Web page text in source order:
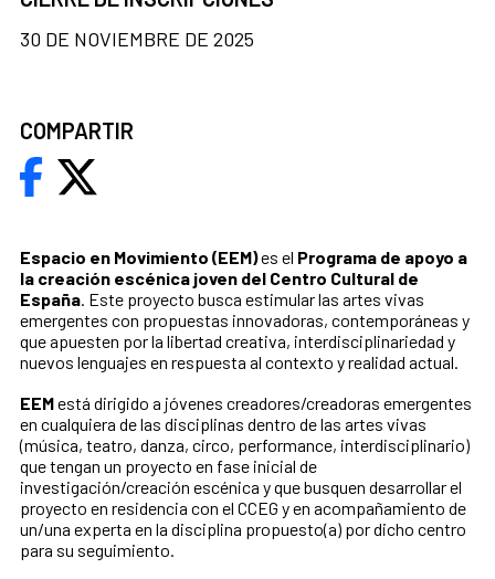
Espacio en Movimiento (EEM)es el Programa de apoyo a
la creación escénica joven del Centro Cultural de
España. Este proyecto busca estimular las artes vivas
emergentes con propuestas innovadoras, contemporáneas y
que apuesten por la libertad creativa, interdisciplinariedad y
nuevos lenguajes en respuesta al contexto y realidad actual.
EEMestá dirigido a jóvenes creadores/creadoras emergentes
en cualquiera de las disciplinas dentro de las artes vivas
(música, teatro, danza, circo, performance, interdisciplinario)
que tengan un proyecto en fase inicial de
investigación/creación escénica y que busquen desarrollar el
proyecto en residencia con el CCEG y en acompañamiento de
un/una experta en la disciplina propuesto(a) por dicho centro
para su seguimiento.
30 DE NOVIEMBRE DE 2025
COMPARTIR